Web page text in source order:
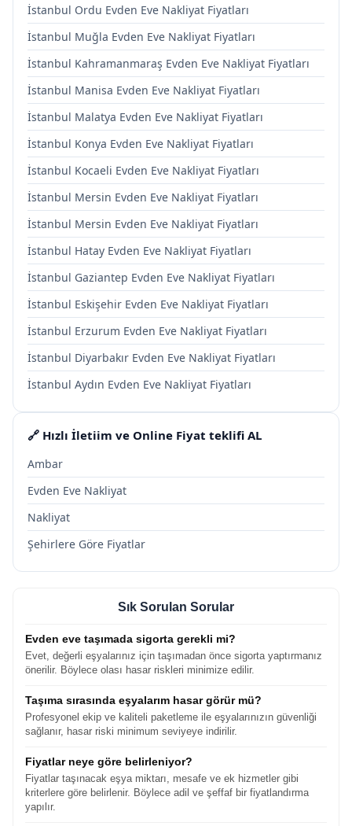
İstanbul Ordu Evden Eve Nakliyat Fiyatları
İstanbul Muğla Evden Eve Nakliyat Fiyatları
İstanbul Kahramanmaraş Evden Eve Nakliyat Fiyatları
İstanbul Manisa Evden Eve Nakliyat Fiyatları
İstanbul Malatya Evden Eve Nakliyat Fiyatları
İstanbul Konya Evden Eve Nakliyat Fiyatları
İstanbul Kocaeli Evden Eve Nakliyat Fiyatları
İstanbul Mersin Evden Eve Nakliyat Fiyatları
İstanbul Mersin Evden Eve Nakliyat Fiyatları
İstanbul Hatay Evden Eve Nakliyat Fiyatları
İstanbul Gaziantep Evden Eve Nakliyat Fiyatları
İstanbul Eskişehir Evden Eve Nakliyat Fiyatları
İstanbul Erzurum Evden Eve Nakliyat Fiyatları
İstanbul Diyarbakır Evden Eve Nakliyat Fiyatları
İstanbul Aydın Evden Eve Nakliyat Fiyatları
🔗 Hızlı İletiim ve Online Fiyat teklifi AL
Ambar
Evden Eve Nakliyat
Nakliyat
Şehirlere Göre Fiyatlar
Sık Sorulan Sorular
Evden eve taşımada sigorta gerekli mi?
Evet, değerli eşyalarınız için taşımadan önce sigorta yaptırmanız
önerilir. Böylece olası hasar riskleri minimize edilir.
Taşıma sırasında eşyalarım hasar görür mü?
Profesyonel ekip ve kaliteli paketleme ile eşyalarınızın güvenliği
sağlanır, hasar riski minimum seviyeye indirilir.
Fiyatlar neye göre belirleniyor?
Fiyatlar taşınacak eşya miktarı, mesafe ve ek hizmetler gibi
kriterlere göre belirlenir. Böylece adil ve şeffaf bir fiyatlandırma
yapılır.